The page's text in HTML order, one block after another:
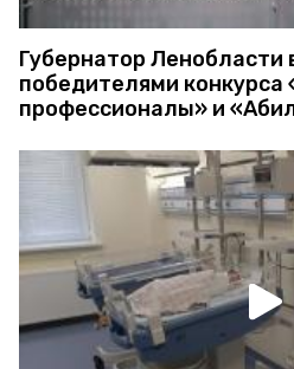
Губернатор Ленобласти
победителями
профессионалы» и